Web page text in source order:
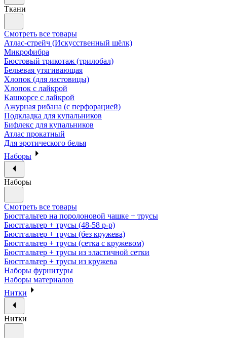
Ткани
Смотреть все товары
Атлас-стрейч (Искусственный шёлк)
Микрофибра
Бюстовый трикотаж (трилобал)
Бельевая утягивающая
Хлопок (для ластовицы)
Хлопок с лайкрой
Кашкорсе с лайкрой
Ажурная рибана (с перфорацией)
Подкладка для купальников
Бифлекс для купальников
Атлас прокатный
Для эротического белья
Наборы
Наборы
Смотреть все товары
Бюстгальтер на поролоновой чашке + трусы
Бюстгальтер + трусы (48-58 р-р)
Бюстгальтер + трусы (без кружева)
Бюстгальтер + трусы (сетка с кружевом)
Бюстгальтер + трусы из эластичной сетки
Бюстгальтер + трусы из кружева
Наборы фурнитуры
Наборы материалов
Нитки
Нитки